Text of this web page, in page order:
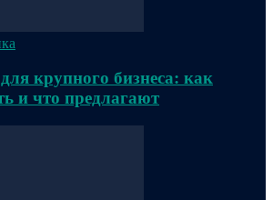
крупного бизнеса: как
и что предлагают